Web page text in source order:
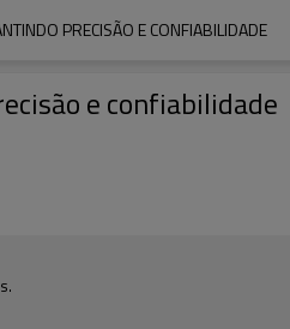
PRECISÃO E CONFIABILIDADE
e confiabilidade